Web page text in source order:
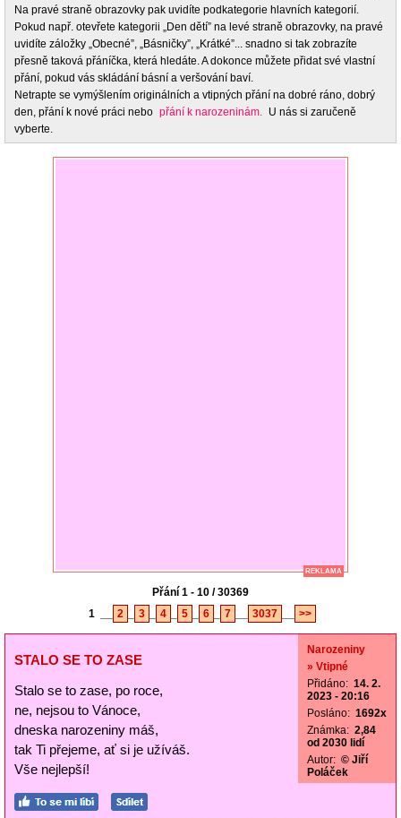
Na pravé straně obrazovky pak uvidíte podkategorie hlavních kategorií.
Pokud např. otevřete kategorii „Den dětí” na levé straně obrazovky, na pravé
uvidíte záložky „Obecné”, „Básničky”, „Krátké”... snadno si tak zobrazíte
přesně taková přáníčka, která hledáte. A dokonce můžete přidat své vlastní
přání, pokud vás skládání básní a veršování baví.
Netrapte se vymýšlením originálních a vtipných přání na dobré ráno, dobrý
den, přání k nové práci nebo přání k narozeninám. U nás si zaručeně
vyberte.
REKLAMA
Přání 1 - 10 / 30369
1
2 3 4 5 6 7 3037 >>
STALO SE TO ZASE
Stalo se to zase, po roce,
ne, nejsou to Vánoce,
dneska narozeniny máš,
tak Ti přejeme, ať si je užíváš.
Vše nejlepší!
Narozeniny
» Vtipné
Přidáno: 14. 2.
2023 - 20:16
Posláno: 1692x
Známka: 2,84
od 2030 lidí
Autor: © Jiří
Poláček